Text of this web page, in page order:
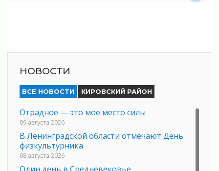
НОВОСТИ
ВСЕ НОВОСТИ КИРОВСКИЙ РАЙОН
Отрадное — это мое место силы
09 августа 2026
В Ленинградской области отмечают День
физкультурника
08 августа 2026
Один день в Средневековье